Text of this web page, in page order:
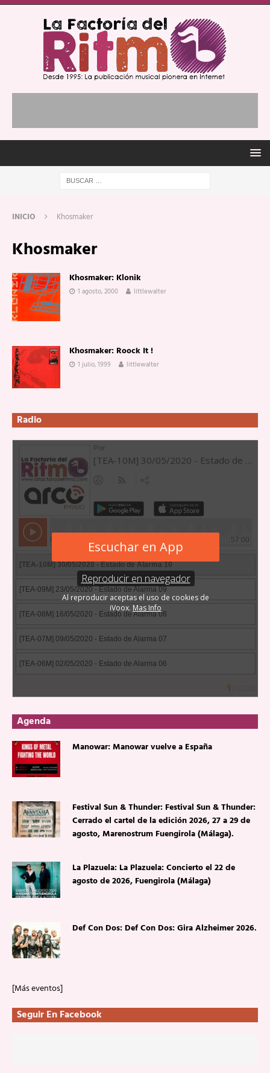
INICIO Khosmaker
Khosmaker
Khosmaker: Klonik
1 agosto, 2000 littlewalter
Khosmaker: Roock It !
1 julio, 1999 littlewalter
Radio
Agenda
Manowar: Manowar vuelve a España
Festival Sun & Thunder: Festival Sun & Thunder:
Cerrado el cartel de la edición 2026, 27 a 29 de
agosto, Marenostrum Fuengirola (Málaga).
La Plazuela: La Plazuela: Concierto el 22 de
agosto de 2026, Fuengirola (Málaga)
Def Con Dos: Def Con Dos: Gira Alzheimer 2026.
[Más eventos]
Seguir En Facebook